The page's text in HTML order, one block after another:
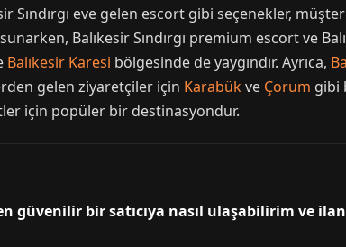
Sındırgı eve gelen escort gibi seçenekler,
Balıkesir Sındırgı premium escort ve
Balıkesir Karesi bölgesinde de yaygındır. Ayrıca,
gelen ziyaretçiler için Karabükve Çorum gibi
için popüler bir destinasyondur.
güvenilir bir satıcıya nasıl ulaşabilirim ve